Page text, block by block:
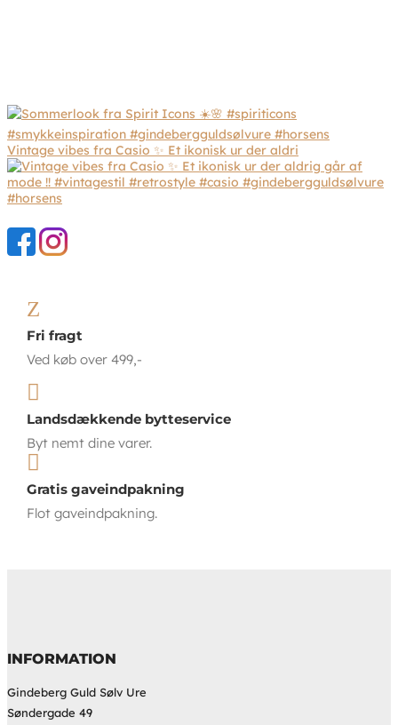
Vintage vibes fra Casio ✨ Et ikonisk ur der aldri
Z
Fri fragt
Ved køb over 499,-

Landsdækkende bytteservice
Byt nemt dine varer.

Gratis gaveindpakning
Flot gaveindpakning.
INFORMATION
Gindeberg Guld Sølv Ure
Søndergade 49